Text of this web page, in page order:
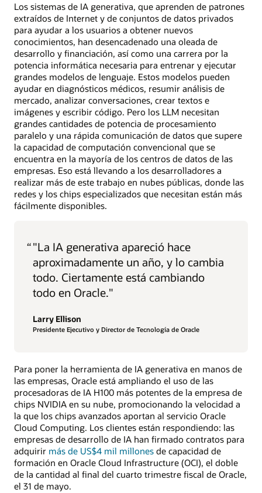
Los sistemas de IA generativa, que aprenden de patrones
extraídos de Internet y de conjuntos de datos privados
para ayudar a los usuarios a obtener nuevos
conocimientos, han desencadenado una oleada de
desarrollo y financiación, así como una carrera por la
potencia informática necesaria para entrenar y ejecutar
grandes modelos de lenguaje. Estos modelos pueden
ayudar en diagnósticos médicos, resumir análisis de
mercado, analizar conversaciones, crear textos e
imágenes y escribir código. Pero los LLM necesitan
grandes cantidades de potencia de procesamiento
paralelo y una rápida comunicación de datos que supere
la capacidad de computación convencional que se
encuentra en la mayoría de los centros de datos de las
empresas. Eso está llevando a los desarrolladores a
realizar más de este trabajo en nubes públicas, donde las
redes y los chips especializados que necesitan están más
fácilmente disponibles.
“"La IA generativa apareció hace
aproximadamente un año, y lo cambia
todo. Ciertamente está cambiando
todo en Oracle."
Larry Ellison
Presidente Ejecutivo y Director de Tecnología de Oracle
Para poner la herramienta de IA generativa en manos de
las empresas, Oracle está ampliando el uso de las
procesadoras de IA H100 más potentes de la empresa de
chips NVIDIA en su nube, promocionando la velocidad a
la que los chips avanzados aportan al servicio Oracle
Cloud Computing. Los clientes están respondiendo: las
empresas de desarrollo de IA han firmado contratos para
adquirir más de US$4 mil millones de capacidad de
formación en Oracle Cloud Infrastructure (OCI), el doble
de la cantidad al final del cuarto trimestre fiscal de Oracle,
el 31 de mayo.